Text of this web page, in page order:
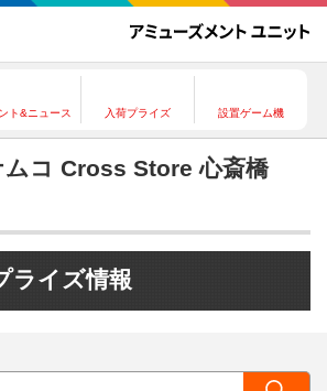
ト&ニュース 入荷プライズ 設置ゲーム機
コ Cross Store 心斎橋
ライズ情報